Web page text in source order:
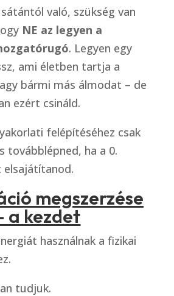
való, szükség van
NE az legyen a
. Legyen egy
ami életben tartja a
bármi más álmodat – de
ezért csináld.
felépítéséhez csak
továbblépned, ha a 0.
elsajátítanod.
megszerzése
a kezdet
használnak a fizikai
tudjuk.